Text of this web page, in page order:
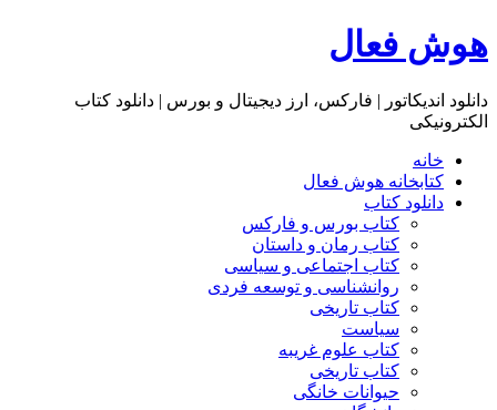
هوش فعال
دانلود اندیکاتور | فارکس، ارز دیجیتال و بورس | دانلود کتاب
الکترونیکی
خانه
کتابخانه هوش فعال
دانلود کتاب
کتاب بورس و فارکس
کتاب رمان و داستان
کتاب اجتماعی و سیاسی
روانشناسی و توسعه فردی
کتاب تاریخی
سیاست
کتاب علوم غریبه
کتاب تاریخی
حیوانات خانگی